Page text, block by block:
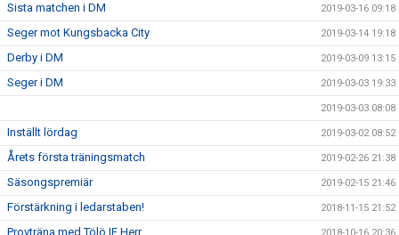
Sista matchen i DM 2019-03-16 09:18
Seger mot Kungsbacka City 2019-03-14 19:18
Derby i DM 2019-03-09 13:15
Seger i DM 2019-03-03 19:33
2019-03-03 08:08
Inställt lördag 2019-03-02 08:52
Årets första träningsmatch 2019-02-26 21:38
Säsongspremiär 2019-02-15 21:46
Förstärkning i ledarstaben! 2018-11-15 21:52
Provträna med Tölö IF Herr